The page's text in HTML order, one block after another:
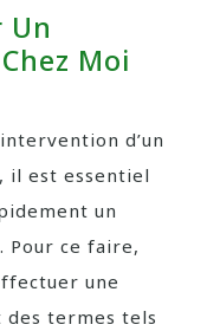
Un
Moi
d’un
il est essentiel
un
ce faire,
une
termes tels